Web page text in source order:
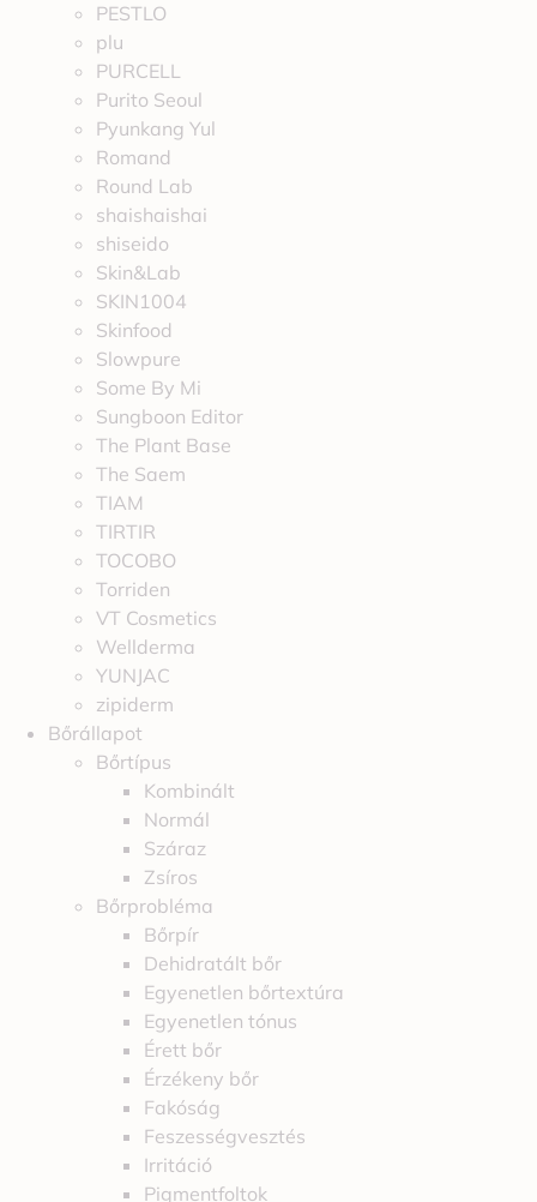
PESTLO
plu
PURCELL
Purito Seoul
Pyunkang Yul
Romand
Round Lab
shaishaishai
shiseido
Skin&Lab
SKIN1004
Skinfood
Slowpure
Some By Mi
Sungboon Editor
The Plant Base
The Saem
TIAM
TIRTIR
TOCOBO
Torriden
VT Cosmetics
Wellderma
YUNJAC
zipiderm
Bőrállapot
Bőrtípus
Kombinált
Normál
Száraz
Zsíros
Bőrprobléma
Bőrpír
Dehidratált bőr
Egyenetlen bőrtextúra
Egyenetlen tónus
Érett bőr
Érzékeny bőr
Fakóság
Feszességvesztés
Irritáció
Pigmentfoltok